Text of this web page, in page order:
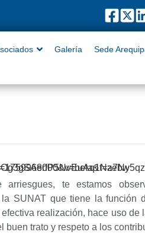
Sede Arequipa
Galería Sede
te estamos
SUNAT que tiene la función
realización, hace uso de
buen trato y respeto a los